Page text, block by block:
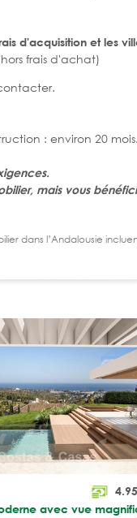
d'acquisition et les
frais d'achat)
: environ 20 mois.
mais vous
dans l’Andalousie
avec vue